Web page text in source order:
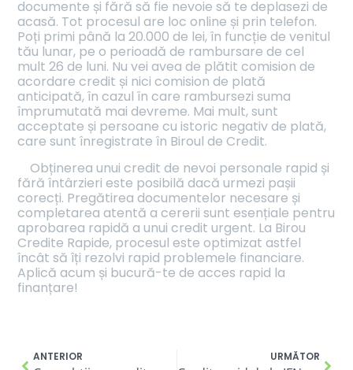
documente și fără să fie nevoie să te deplasezi de
acasă. Tot procesul are loc online și prin telefon.
Poți primi până la 20.000 de lei, în funcție de venitul
tău lunar, pe o perioadă de rambursare de cel
mult 26 de luni. Nu vei avea de plătit comision de
acordare credit și nici comision de plată
anticipată, în cazul în care rambursezi suma
împrumutată mai devreme. Mai mult, sunt
acceptate și persoane cu istoric negativ de plată,
care sunt înregistrate în Biroul de Credit.
Obținerea unui credit de nevoi personale rapid și
fără întârzieri este posibilă dacă urmezi pașii
corecți. Pregătirea documentelor necesare și
completarea atentă a cererii sunt esențiale pentru
aprobarea rapidă a unui credit urgent. La Birou
Credite Rapide, procesul este optimizat astfel
încât să îți rezolvi rapid problemele financiare.
Aplică acum și bucură-te de acces rapid la
finanțare!
ANTERIOR URMĂTOR